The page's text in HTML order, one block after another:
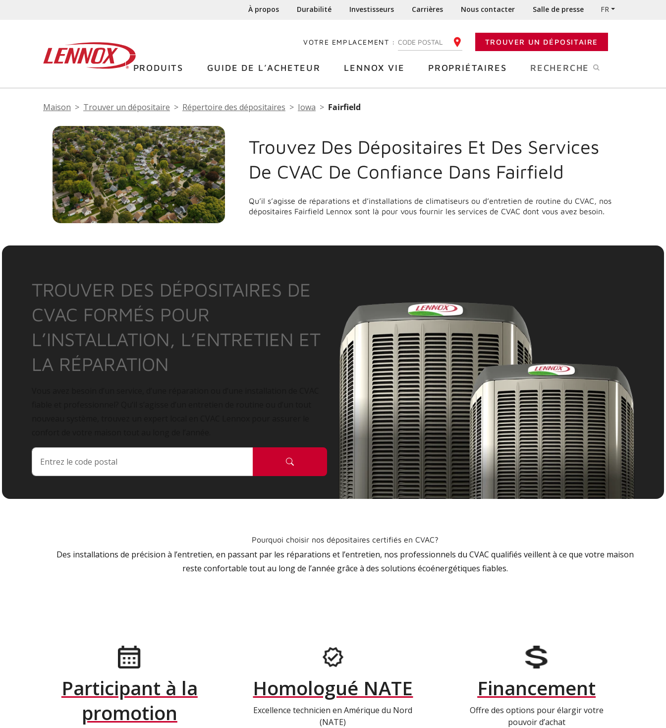
À propos Durabilité Investisseurs Carrières Nous contacter Salle de presse FR
VOTRE EMPLACEMENT : ENTREZ VOTRE CODE POSTALTROUVER UN DÉPOSITAIRE
PRODUITS GUIDE DE L’ACHETEUR LENNOX VIE PROPRIÉTAIRES RECHERCHE
Maison Trouver un dépositaire Répertoire des dépositaires Iowa Fairfield
Trouvez Des Dépositaires Et Des Services
De CVAC De Confiance Dans Fairfield
Qu’il s’agisse de réparations et d’installations de climatiseurs ou d’entretien de routine du CVAC, nos
dépositaires Fairfield Lennox sont là pour vous fournir les services de CVAC dont vous avez besoin.
TROUVER DES DÉPOSITAIRES DE
CVAC FORMÉS POUR
L’INSTALLATION, L’ENTRETIEN ET
LA RÉPARATION
Pourquoi choisir nos dépositaires certifiés en CVAC?
Des installations de précision à l’entretien, en passant par les réparations et l’entretien, nos professionnels du CVAC qualifiés veillent à ce que votre maison
reste confortable tout au long de l’année grâce à des solutions écoénergétiques fiables.
Participant à la
promotion
Homologué NATE
Excellence technicien en Amérique du Nord
(NATE)
Financement
Offre des options pour élargir votre
pouvoir d’achat